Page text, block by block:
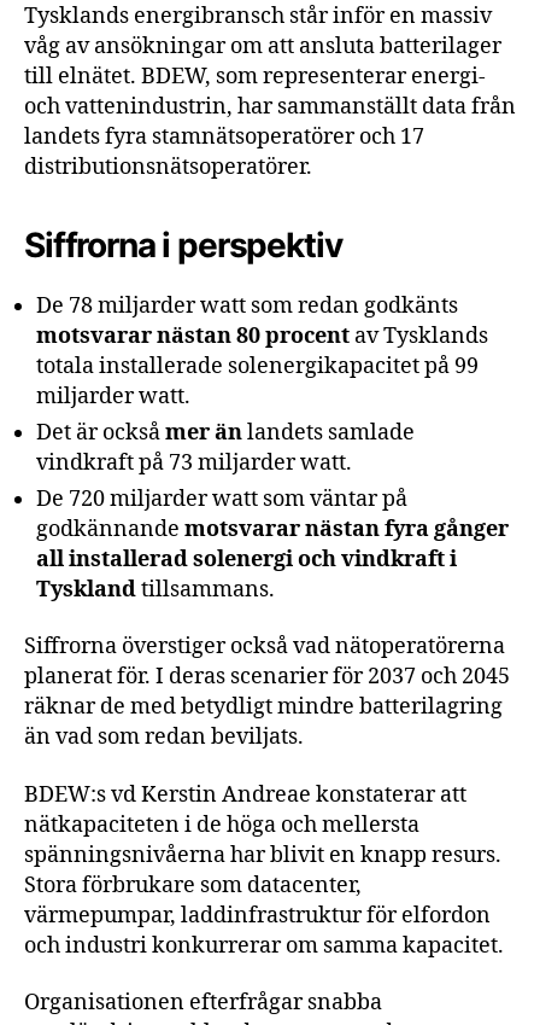
Tysklands energibransch står inför en massiv
våg av ansökningar om att ansluta batterilager
till elnätet. BDEW, som representerar energi-
och vattenindustrin, har sammanställt data från
landets fyra stamnätsoperatörer och 17
distributionsnätsoperatörer.
Siffrorna i perspektiv
De 78 miljarder watt som redan godkänts
motsvarar nästan 80 procent av Tysklands
totala installerade solenergikapacitet på 99
miljarder watt.
Det är ocksåmer änlandets samlade
vindkraft på 73 miljarder watt.
De 720 miljarder watt som väntar på
godkännande motsvarar nästan fyra gånger
all installerad solenergi och vindkraft i
Tysklandtillsammans.
Siffrorna överstiger också vad nätoperatörerna
planerat för. I deras scenarier för 2037 och 2045
räknar de med betydligt mindre batterilagring
än vad som redan beviljats.
BDEW:s vd Kerstin Andreae konstaterar att
nätkapaciteten i de höga och mellersta
spänningsnivåerna har blivit en knapp resurs.
Stora förbrukare som datacenter,
värmepumpar, laddinfrastruktur för elfordon
och industri konkurrerar om samma kapacitet.
Organisationen efterfrågar snabba